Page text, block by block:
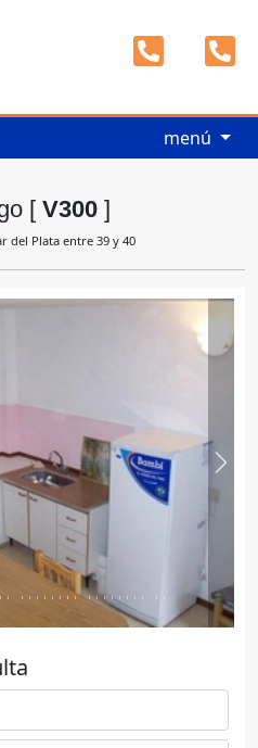
menú
[ V300 ]
del Plata entre 39 y 40
Next